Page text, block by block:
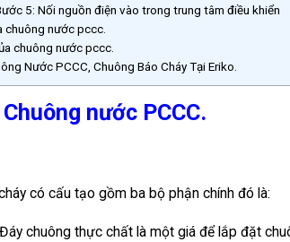
5: Nối nguồn điện vào trong trung tâm điều khiển
chuông nước pccc.
chuông nước pccc.
Nước PCCC, Chuông Báo Cháy Tại Eriko.
nước PCCC.
có cấu tạo gồm ba bộ phận chính đó là:
chuông thực chất là một giá để lắp đặt